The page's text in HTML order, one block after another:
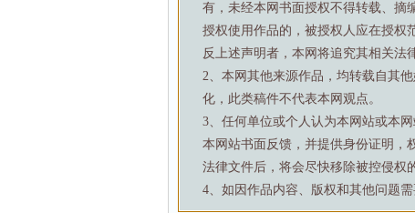
有，未经本网书面授权不得转载、摘
授权使用作品的，被授权人应在授权
反上述声明者，本网将追究其相关法
2、本网其他来源作品，均转载自其
化，此类稿件不代表本网观点。
3、任何单位或个人认为本网站或本
本网站书面反馈，并提供身份证明，
法律文件后，将会尽快移除被控侵权
4、如因作品内容、版权和其他问题